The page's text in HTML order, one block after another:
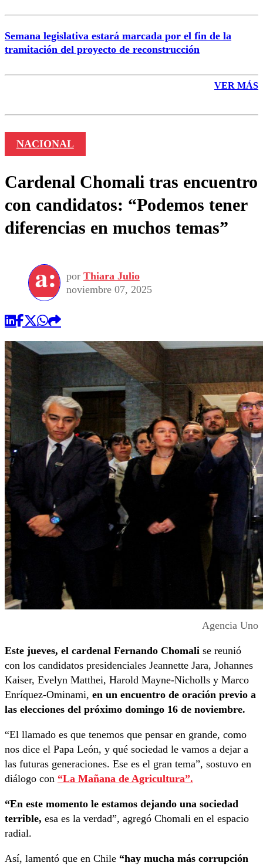
Semana legislativa estará marcada por el fin de la
tramitación del proyecto de reconstrucción
VER MÁS
NACIONAL
Cardenal Chomali tras encuentro
con candidatos: “Podemos tener
diferencias en muchos temas”
por Thiara Julio
noviembre 07, 2025
Agencia Uno
Este jueves, el cardenal Fernando Chomali se reunió
con los candidatos presidenciales Jeannette Jara, Johannes
Kaiser, Evelyn Matthei, Harold Mayne-Nicholls y Marco
Enríquez-Ominami, en un encuentro de oración previo a
las elecciones del próximo domingo 16 de noviembre.
“El llamado es que tenemos que pensar en grande, como
nos dice el Papa León, y qué sociedad le vamos a dejar a
las futuras generaciones. Ese es el gran tema”, sostuvo en
diálogo con “La Mañana de Agricultura”.
“En este momento le estamos dejando una sociedad
terrible, esa es la verdad”, agregó Chomali en el espacio
radial.
Así, lamentó que en Chile “hay mucha más corrupción